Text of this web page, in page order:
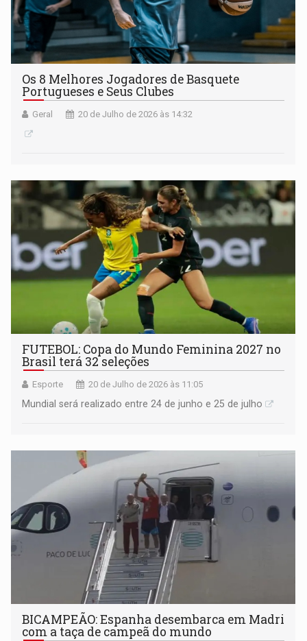
Os 8 Melhores Jogadores de Basquete
Portugueses e Seus Clubes
Geral 20 de Julho de 2026 às 14:32
FUTEBOL: Copa do Mundo Feminina 2027 no
Brasil terá 32 seleções
Esporte 20 de Julho de 2026 às 11:05
Mundial será realizado entre 24 de junho e 25 de julho
BICAMPEÃO: Espanha desembarca em Madri
com a taça de campeã do mundo